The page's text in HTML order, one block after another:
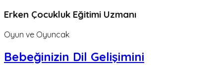
Erken Çocukluk Eğitimi Uzmanı
Oyun ve Oyuncak
Bebeğinizin Dil Gelişimini